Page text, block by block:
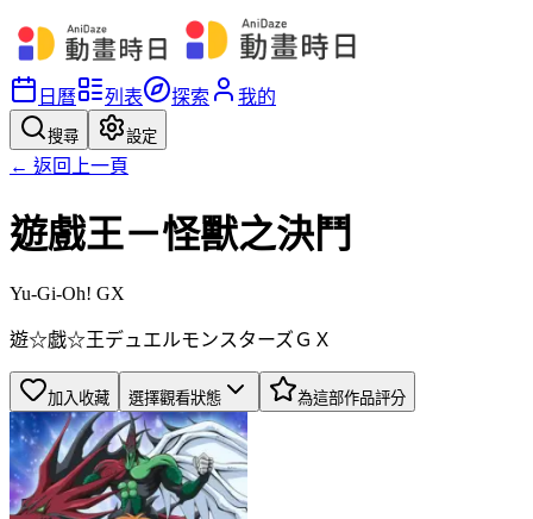
日曆 列表 探索 我的
搜尋 設定
← 返回上一頁
遊戲王－怪獸之決鬥
Yu-Gi-Oh! GX
遊☆戯☆王デュエルモンスターズＧＸ
加入收藏 選擇觀看狀態 為這部作品評分